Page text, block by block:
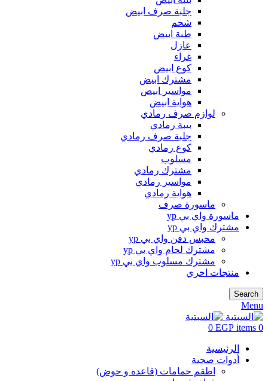
جلبة صرف ابيض
شحم
طبة ابيض
عازل
غراء
كوع ابيض
مشترك ابيض
مواسير ابيض
هواية ابيض
لوازم صرف رمادي
بيبة رمادي
جلبة صرف رمادي
كوع رمادي
مسلوب
مشترك رمادي
مواسير رمادي
هواية رمادي
ماسورة صرف
ماسورة واي بي yp
مشترك واي بي yp
محبس دفن واي بي yp
مشترك لحام واي بي yp
مشترك مسلوب واي بي yp
منتجات اخري
Search
Menu
0
items
0 EGP
الرئيسية
أدوات صحية
اطقم حمامات (قاعده و حوض)